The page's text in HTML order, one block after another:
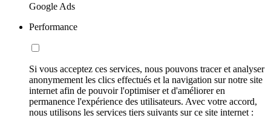
Google Ads
Performance
Si vous acceptez ces services, nous pouvons tracer et analyser
anonymement les clics effectués et la navigation sur notre site
internet afin de pouvoir l'optimiser et d'améliorer en
permanence l'expérience des utilisateurs. Avec votre accord,
nous utilisons les services tiers suivants sur ce site internet :